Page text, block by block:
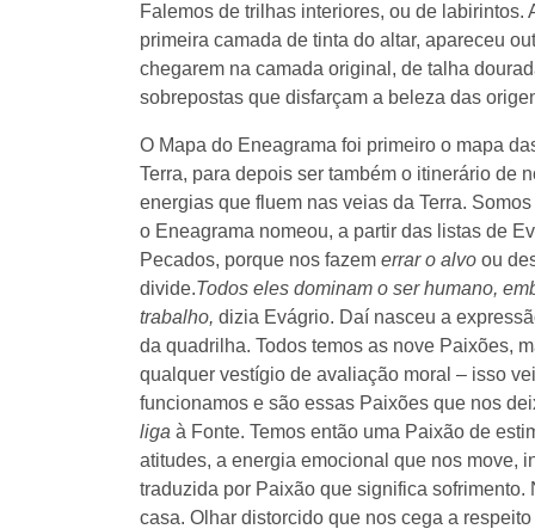
Falemos de trilhas interiores, ou de
primeira camada de tinta do altar, apareceu
chegarem na camada original, de talha
sobrepostas que disfarçam a beleza das
O Mapa do Eneagrama foi primeiro o mapa
Terra, para depois ser também o itinerário de
energias que fluem nas veias da Terra.
o Eneagrama nomeou, a partir das listas de
Pecados, porque nos fazem errar o alvo ou
divide.Todos eles dominam o ser humano,
trabalho, dizia Evágrio. Daí nasceu a
da quadrilha. Todos temos as nove Paixões,
qualquer vestígio de avaliação moral – isso
funcionamos e são essas Paixões que nos
liga à Fonte. Temos então uma Paixão de
atitudes, a energia emocional que nos move,
traduzida por Paixão que significa
casa. Olhar distorcido que nos cega a